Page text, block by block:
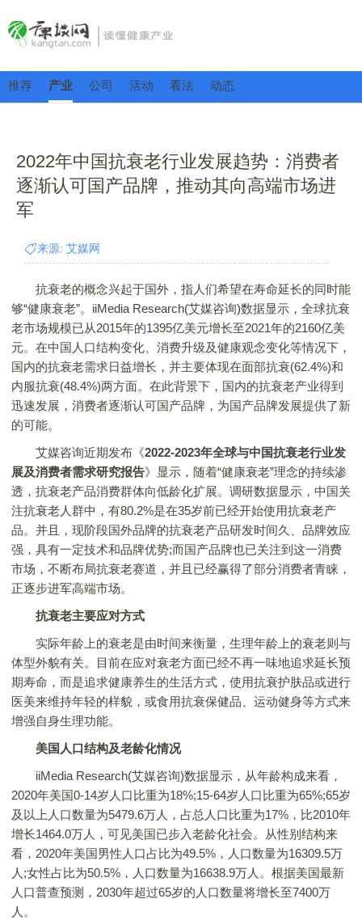
推荐 产业 公司 活动 看法 动态
2022年中国抗衰老行业发展趋势：消费者
逐渐认可国产品牌，推动其向高端市场进
军
来源: 艾媒网
抗衰老的概念兴起于国外，指人们希望在寿命延长的同时能
够“健康衰老”。iiMedia Research(艾媒咨询)数据显示，全球抗衰
老市场规模已从2015年的1395亿美元增长至2021年的2160亿美
元。在中国人口结构变化、消费升级及健康观念变化等情况下，
国内的抗衰老需求日益增长，并主要体现在面部抗衰(62.4%)和
内服抗衰(48.4%)两方面。在此背景下，国内的抗衰老产业得到
迅速发展，消费者逐渐认可国产品牌，为国产品牌发展提供了新
的可能。
艾媒咨询近期发布《2022-2023年全球与中国抗衰老行业发
展及消费者需求研究报告》显示，随着“健康衰老”理念的持续渗
透，抗衰老产品消费群体向低龄化扩展。调研数据显示，中国关
注抗衰老人群中，有80.2%是在35岁前已经开始使用抗衰老产
品。并且，现阶段国外品牌的抗衰老产品研发时间久、品牌效应
强，具有一定技术和品牌优势;而国产品牌也已关注到这一消费
市场，不断布局抗衰老赛道，并且已经赢得了部分消费者青睐，
正逐步进军高端市场。
抗衰老主要应对方式
实际年龄上的衰老是由时间来衡量，生理年龄上的衰老则与
体型外貌有关。目前在应对衰老方面已经不再一味地追求延长预
期寿命，而是追求健康养生的生活方式，使用抗衰护肤品或进行
医美来维持年轻的样貌，或食用抗衰保健品、运动健身等方式来
增强自身生理功能。
美国人口结构及老龄化情况
iiMedia Research(艾媒咨询)数据显示，从年龄构成来看，
2020年美国0-14岁人口比重为18%;15-64岁人口比重为65%;65岁
及以上人口数量为5479.6万人，占总人口比重为17%，比2010年
增长1464.0万人，可见美国已步入老龄化社会。从性别结构来
看，2020年美国男性人口占比为49.5%，人口数量为16309.5万
人;女性占比为50.5%，人口数量为16638.9万人。根据美国最新
人口普查预测，2030年超过65岁的人口数量将增长至7400万
人。